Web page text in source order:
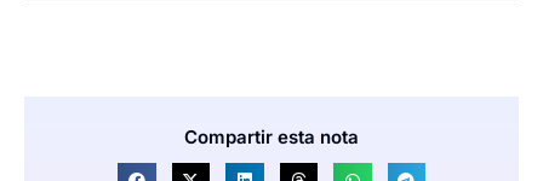
Compartir esta nota